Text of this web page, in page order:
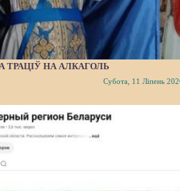
ТРАЦІЎ НА АЛКАГОЛЬ
Субота, 11 Ліпень